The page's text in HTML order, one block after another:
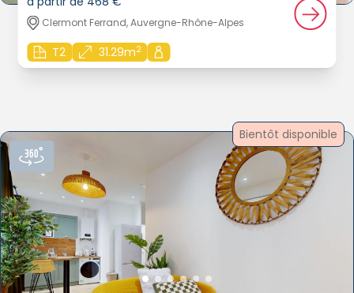
Clermont Ferrand, Auvergne-Rhône-Alpes
T2 31.29m2
Bientôt disponible